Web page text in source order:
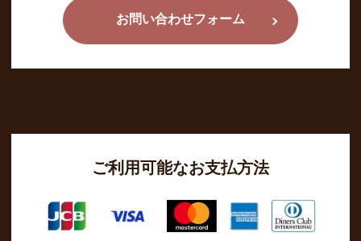
お問い合わせフォーム
ご利用可能なお支払方法